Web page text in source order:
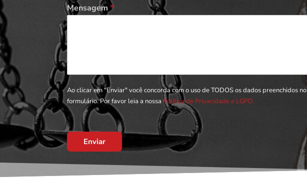
Mensagem*
Ao clicar em "Enviar" você concorda com o uso de TODOS os dados preenchidos no
formulário. Por favor leia a nossa Política de Privacidade e LGPD.
Enviar